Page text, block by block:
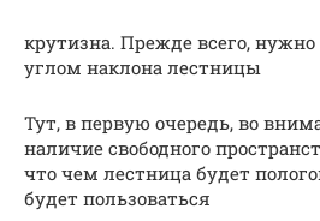
крутизна. Прежде всего, нужно
углом наклона лестницы
Тут, в первую очередь, во
наличие свободного
что чем лестница будет
будет пользоваться